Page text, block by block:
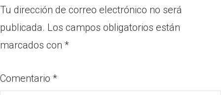
Tu dirección de correo electrónico no será
publicada. Los campos obligatorios están
marcados con *
Comentario *